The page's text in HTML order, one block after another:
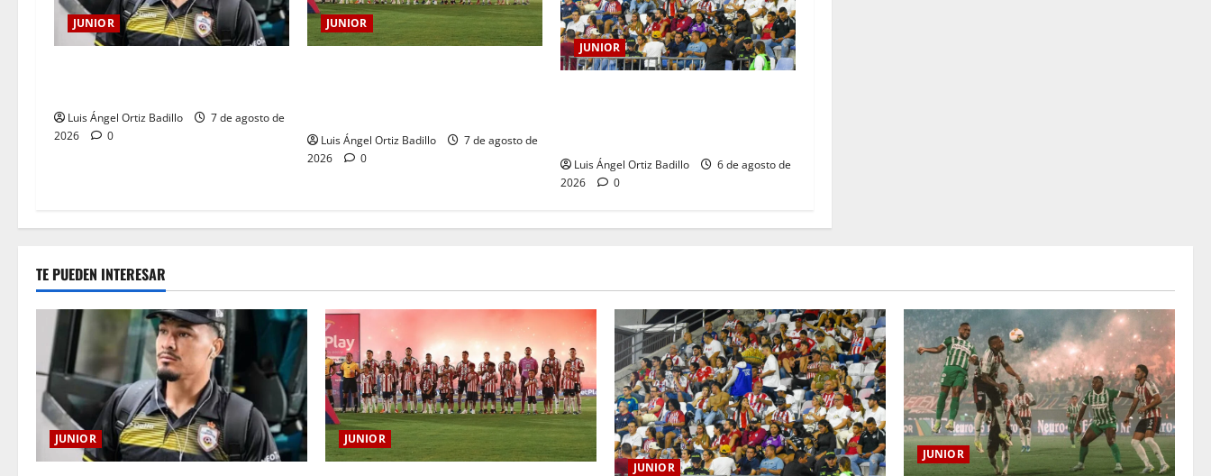
JUNIOR
Luis Ángel Ortiz Badillo
7 de agosto de
2026
0
JUNIOR
Luis Ángel Ortiz Badillo
7 de agosto de
2026
0
JUNIOR
Luis Ángel Ortiz Badillo
6 de agosto de
2026
0
TE PUEDEN INTERESAR
JUNIOR JUNIOR
JUNIOR
JUNIOR